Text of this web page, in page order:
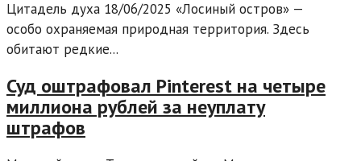
Цитадель духа 18/06/2025 «Лосиный остров» —
особо охраняемая природная территория. Здесь
обитают редкие...
Суд оштрафовал Pinterest на четыре
миллиона рублей за неуплату
штрафов